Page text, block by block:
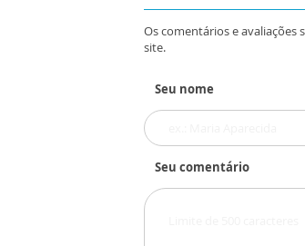
Os comentários e avaliações
site.
Seu nome
Seu comentário